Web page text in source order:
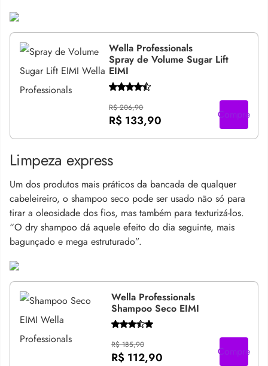
Wella Professionals
Spray de Volume Sugar Lift
EIMI
R$ 206,90
R$ 133,90 Compre
Limpeza express
Um dos produtos mais práticos da bancada de qualquer
cabeleireiro, o shampoo seco pode ser usado não só para
tirar a oleosidade dos fios, mas também para texturizá-los.
“O dry shampoo dá aquele efeito do dia seguinte, mais
bagunçado e mega estruturado”.
Wella Professionals
Shampoo Seco EIMI
R$ 185,90
R$ 112,90 Compre